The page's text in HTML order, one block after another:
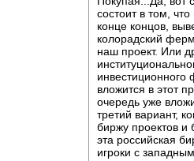
состоит в том,
конце концов,
колорадский
наш проект. Или
вложится в этот
очередь уже
третий вариант,
биржу проектов и
эта российская
игроки с